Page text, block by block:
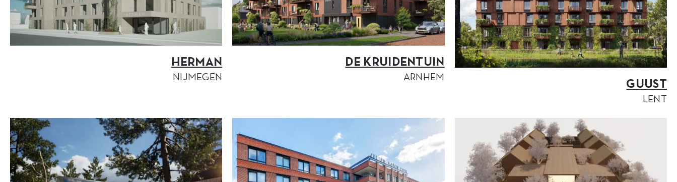
HERMAN
NIJMEGEN
DE KRUIDENTUIN
ARNHEM
GUUST
LENT